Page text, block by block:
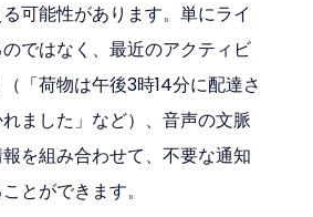
可能性があります。単にライ
ではなく、最近のアクティビ
「荷物は午後3時14分に配達さ
ました」など）、音声の文脈
を組み合わせて、不要な通知
とができます。